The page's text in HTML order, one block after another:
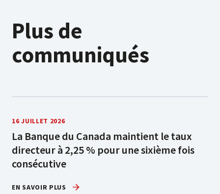
Plus de
communiqués
16 JUILLET 2026
La Banque du Canada maintient le taux
directeur à 2,25 % pour une sixième fois
consécutive
EN SAVOIR PLUS